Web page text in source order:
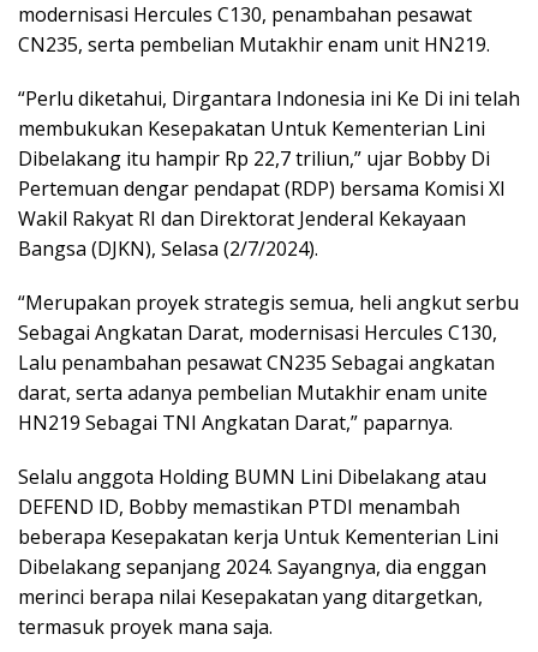
modernisasi Hercules C130, penambahan pesawat
CN235, serta pembelian Mutakhir enam unit HN219.
“Perlu diketahui, Dirgantara Indonesia ini Ke Di ini telah
membukukan Kesepakatan Untuk Kementerian Lini
Dibelakang itu hampir Rp 22,7 triliun,” ujar Bobby Di
Pertemuan dengar pendapat (RDP) bersama Komisi XI
Wakil Rakyat RI dan Direktorat Jenderal Kekayaan
Bangsa (DJKN), Selasa (2/7/2024).
“Merupakan proyek strategis semua, heli angkut serbu
Sebagai Angkatan Darat, modernisasi Hercules C130,
Lalu penambahan pesawat CN235 Sebagai angkatan
darat, serta adanya pembelian Mutakhir enam unite
HN219 Sebagai TNI Angkatan Darat,” paparnya.
Selalu anggota Holding BUMN Lini Dibelakang atau
DEFEND ID, Bobby memastikan PTDI menambah
beberapa Kesepakatan kerja Untuk Kementerian Lini
Dibelakang sepanjang 2024. Sayangnya, dia enggan
merinci berapa nilai Kesepakatan yang ditargetkan,
termasuk proyek mana saja.